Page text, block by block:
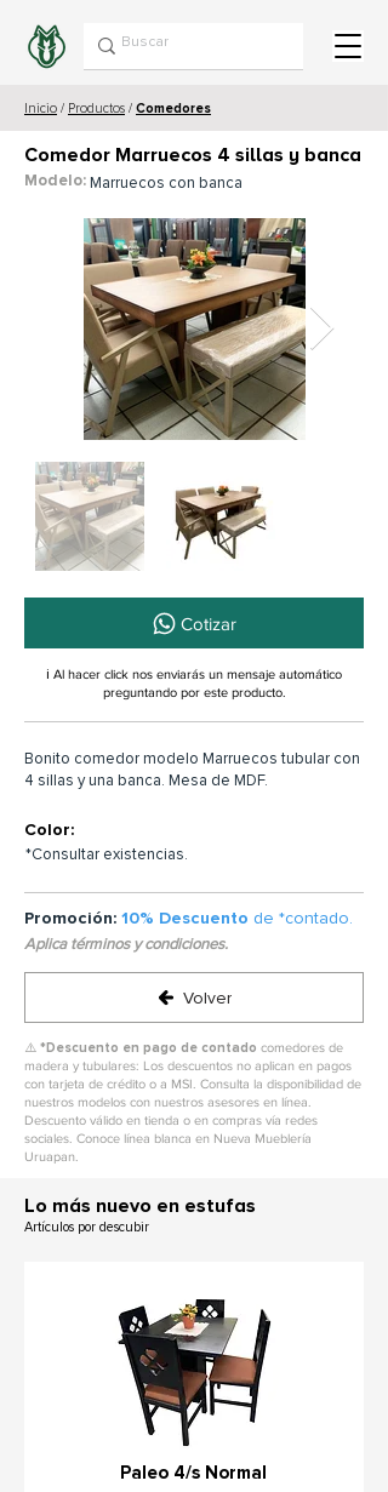
Inicio / Productos / Comedores
Comedor Marruecos 4 sillas y banca
Modelo: Marruecos con banca
Cotizar
ℹ️ Al hacer click nos enviarás un mensaje automático
preguntando por este producto.
Bonito comedor modelo Marruecos tubular con
4 sillas y una banca. Mesa de MDF.
Color:
*Consultar existencias.
Promoción: 10% Descuento de *contado.
Aplica términos y condiciones.
Volver
⚠️ *Descuento en pago de contado comedores de
madera y tubulares: Los descuentos no aplican en pagos
con tarjeta de crédito o a MSI. Consulta la disponibilidad de
nuestros modelos con nuestros asesores en línea.
Descuento válido en tienda o en compras vía redes
sociales. Conoce línea blanca en Nueva Mueblería
Uruapan.
Lo más nuevo en estufas
Artículos por descubir
Paleo 4/s Normal